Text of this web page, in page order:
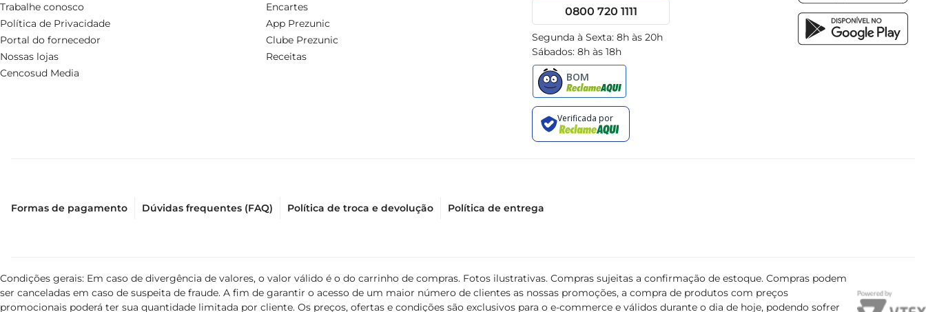
Trabalhe conosco
Política de Privacidade
Portal do fornecedor
Nossas lojas
Cencosud Media
Encartes
App Prezunic
Clube Prezunic
Receitas
0800 720 1111
Segunda à Sexta: 8h às 20h
Sábados: 8h às 18h
Formas de pagamento Dúvidas frequentes (FAQ) Política de troca e devolução Política de entrega
Condições gerais: Em caso de divergência de valores, o valor válido é o do carrinho de compras. Fotos ilustrativas. Compras sujeitas a confirmação de estoque. Compras podem
ser canceladas em caso de suspeita de fraude. A fim de garantir o acesso de um maior número de clientes as nossas promoções, a compra de produtos com preços
promocionais poderá ter sua quantidade limitada por cliente. Os preços, ofertas e condições são exclusivos para o e-commerce e válidos durante o dia de hoje, podendo sofrer